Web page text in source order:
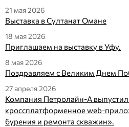
21 мая 2026
Выставка в Султанат Омане
18 мая 2026
Приглашаем на выставку в Уфу.
8 мая 2026
Поздравляем с Великим Днем
27 апреля 2026
Компания Петролайн-А
кроссплатформенное web-
бурения и ремонта скважин».